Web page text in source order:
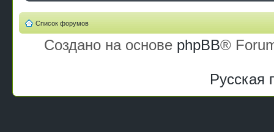
Список форумов
Создано на основе phpBB®
Русская